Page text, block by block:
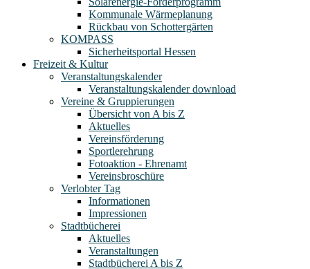
Kommunale Wärmeplanung
Rückbau von Schottergärten
KOMPASS
Sicherheitsportal Hessen
Freizeit & Kultur
Veranstaltungskalender
Veranstaltungskalender download
Vereine & Gruppierungen
Übersicht von A bis Z
Aktuelles
Vereinsförderung
Sportlerehrung
Fotoaktion - Ehrenamt
Vereinsbroschüre
Verlobter Tag
Informationen
Impressionen
Stadtbücherei
Aktuelles
Veranstaltungen
Stadtbücherei A bis Z